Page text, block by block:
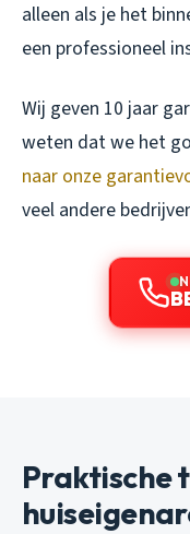
alleen als je het
een professioneel
Wij geven 10 jaar
weten dat we het
naar onze
veel andere
Praktische